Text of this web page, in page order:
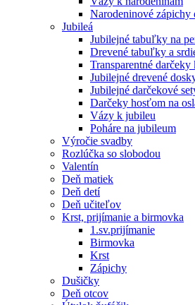
Narodeninové zápichy
Jubileá
Jubilejné tabuľky na
Drevené tabuľky a
Transparentné
Jubilejné drevené
Jubilejné darčekové
Darčeky hosťom na
Vázy k jubileu
Poháre na jubileum
Výročie svadby
Rozlúčka so slobodou
Valentín
Deň matiek
Deň detí
Deň učiteľov
Krst, prijímanie a birmovka
1.sv.prijímanie
Birmovka
Krst
Zápichy
Dušičky
Deň otcov